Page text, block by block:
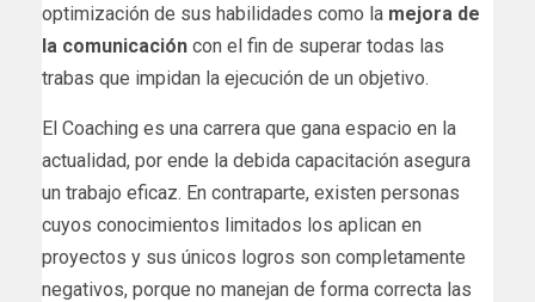
optimización de sus habilidades como la mejora de
la comunicación con el fin de superar todas las
trabas que impidan la ejecución de un objetivo.
El Coaching es una carrera que gana espacio en la
actualidad, por ende la debida capacitación asegura
un trabajo eficaz. En contraparte, existen personas
cuyos conocimientos limitados los aplican en
proyectos y sus únicos logros son completamente
negativos, porque no manejan de forma correcta las